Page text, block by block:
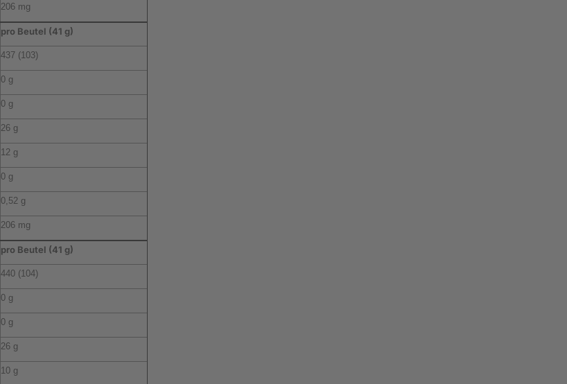
206 mg
pro Beutel (41 g)
437 (103)
0 g
0 g
26 g
12 g
0 g
0,52 g
206 mg
pro Beutel (41 g)
440 (104)
0 g
0 g
26 g
10 g